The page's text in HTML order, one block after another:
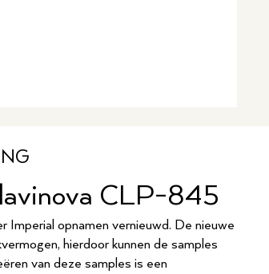
CLP-845
opnamen vernieuwd. De nieuwe
hierdoor kunnen de samples
van deze samples is een